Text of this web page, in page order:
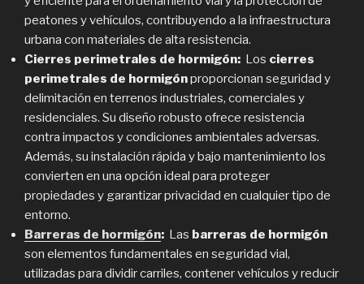
peatones y vehículos, contribuyendo a la infraestructura
urbana con materiales de alta resistencia.
Cierres perimetrales de hormigón: Los cierres
perimetrales de hormigónproporcionan seguridad y
delimitación en terrenos industriales, comerciales y
residenciales. Su diseño robusto ofrece resistencia
contra impactos y condiciones ambientales adversas.
Además, su instalación rápida y bajo mantenimiento los
convierten en una opción ideal para proteger
propiedades y garantizar privacidad en cualquier tipo de
entorno.
Barreras de hormigón: Las barreras de hormigón
son elementos fundamentales en seguridad vial,
utilizadas para dividir carriles, contener vehículos y reducir